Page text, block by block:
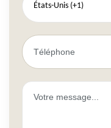
États-Unis (+1)